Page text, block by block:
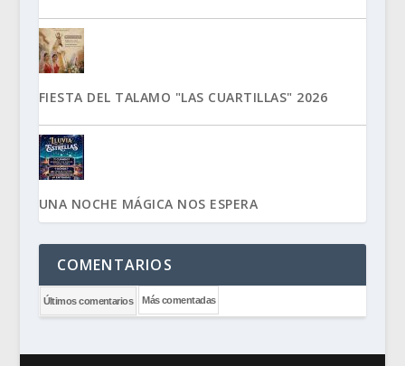
FIESTA DEL TALAMO "LAS CUARTILLAS" 2026
UNA NOCHE MÁGICA NOS ESPERA
COMENTARIOS
Últimos comentarios Más comentadas